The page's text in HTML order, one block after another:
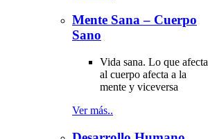
Mente Sana – Cuerpo
Sano
Vida sana. Lo que afecta
al cuerpo afecta a la
mente y viceversa
Ver más..